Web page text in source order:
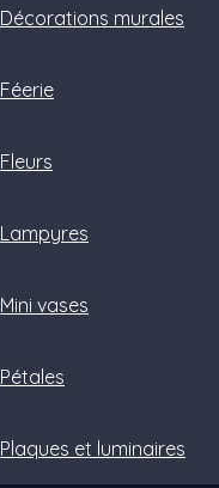
Décorations murales
Féerie
Fleurs
Lampyres
Mini vases
Pétales
Plaques et luminaires